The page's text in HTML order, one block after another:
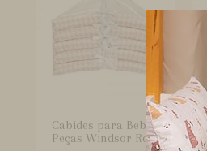
Cabides para Bebê 5
Peças Windsor Rosa